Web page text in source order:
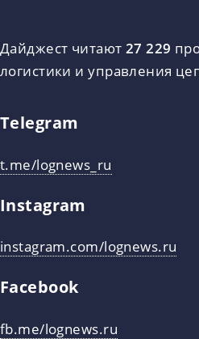
Дайджест читают 27 229
логистики и управления
Telegram
t.me/lognews_ru
Instagram
instagram.com/lognews.ru
Facebook
fb.me/lognews.ru